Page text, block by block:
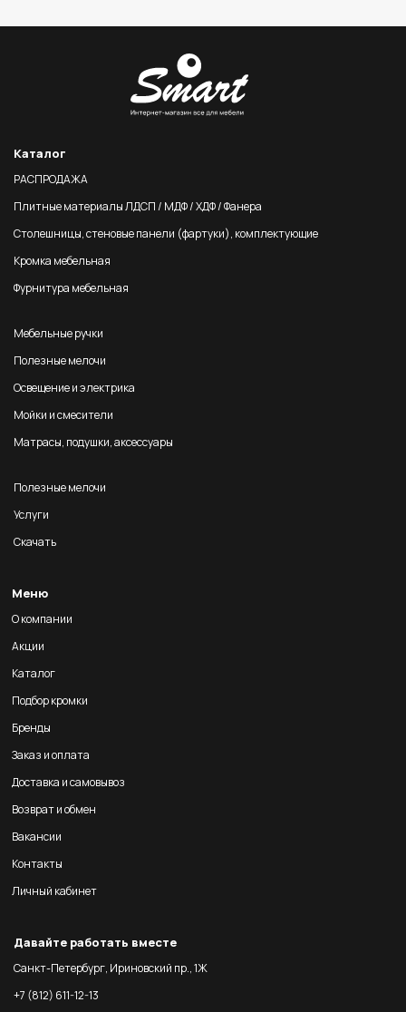
Каталог
РАСПРОДАЖА
Плитные материалы ЛДСП / МДФ / ХДФ / Фанера
Столешницы, стеновые панели (фартуки), комплектующие
Кромка мебельная
Фурнитура мебельная
Мебельные ручки
Полезные мелочи
Освещение и электрика
Мойки и смесители
Матрасы, подушки, аксессуары
Полезные мелочи
Услуги
Скачать
Меню
О компании
Акции
Каталог
Подбор кромки
Бренды
Заказ и оплата
Доставка и самовывоз
Возврат и обмен
Вакансии
Контакты
Личный кабинет
Давайте работать вместе
Санкт-Петербург, Ириновский пр., 1Ж
+7 (812) 611-12-13